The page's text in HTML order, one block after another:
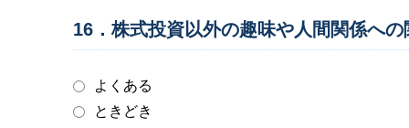
16．株式投資以外の趣味や人間関係へ
よくある
ときどき